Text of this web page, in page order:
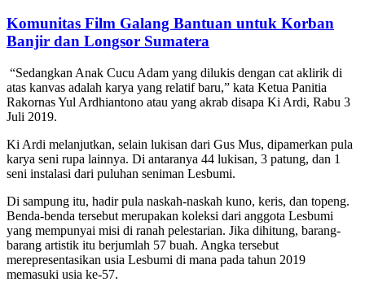
Komunitas Film Galang Bantuan untuk Korban
Banjir dan Longsor Sumatera
“Sedangkan Anak Cucu Adam yang dilukis dengan cat aklirik di
atas kanvas adalah karya yang relatif baru,” kata Ketua Panitia
Rakornas Yul Ardhiantono atau yang akrab disapa Ki Ardi, Rabu 3
Juli 2019.
Ki Ardi melanjutkan, selain lukisan dari Gus Mus, dipamerkan pula
karya seni rupa lainnya. Di antaranya 44 lukisan, 3 patung, dan 1
seni instalasi dari puluhan seniman Lesbumi.
Di sampung itu, hadir pula naskah-naskah kuno, keris, dan topeng.
Benda-benda tersebut merupakan koleksi dari anggota Lesbumi
yang mempunyai misi di ranah pelestarian. Jika dihitung, barang-
barang artistik itu berjumlah 57 buah. Angka tersebut
merepresentasikan usia Lesbumi di mana pada tahun 2019
memasuki usia ke-57.